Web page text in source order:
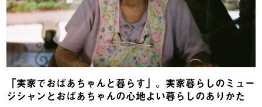
「実家でおばあちゃんと暮らす」。実家暮らしのミュー
ジシャンとおばあちゃんの心地よい暮らしのありかた